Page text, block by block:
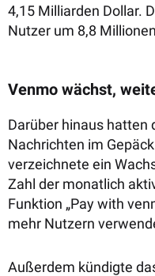
4,15 Milliarden Dollar.
Nutzer um 8,8
Venmo wächst,
Darüber hinaus hatten
Nachrichten im
verzeichnete ein
Zahl der monatlich
Funktion „Pay with
mehr Nutzern
Außerdem kündigte